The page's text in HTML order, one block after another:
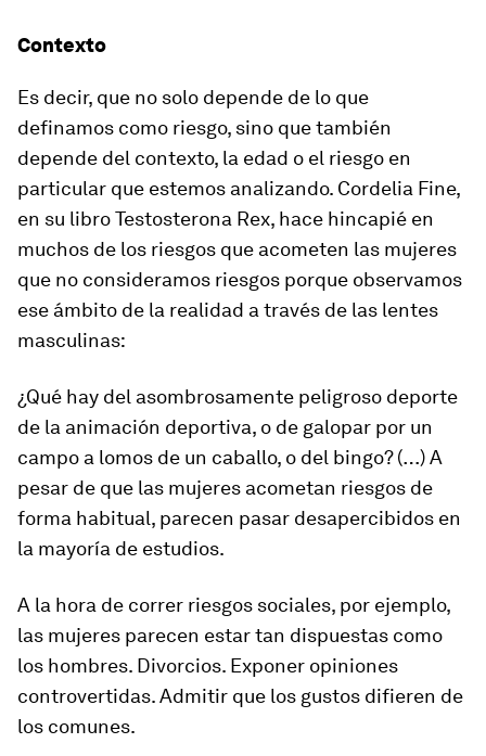
Contexto
Es decir, que no solo depende de lo que
definamos como riesgo, sino que también
depende del contexto, la edad o el riesgo en
particular que estemos analizando. Cordelia Fine,
en su libroTestosterona Rex, hace hincapié en
muchos de los riesgos que acometen las mujeres
que no consideramos riesgos porque observamos
ese ámbito de la realidad a través de las lentes
masculinas:
¿Qué hay del asombrosamente peligroso deporte
de la animación deportiva, o de galopar por un
campo a lomos de un caballo, o del bingo? (…) A
pesar de que las mujeres acometan riesgos de
forma habitual, parecen pasar desapercibidos en
la mayoría de estudios.
A la hora de correr riesgos sociales, por ejemplo,
las mujeres parecen estar tan dispuestas como
los hombres. Divorcios. Exponer opiniones
controvertidas. Admitir que los gustos difieren de
los comunes.